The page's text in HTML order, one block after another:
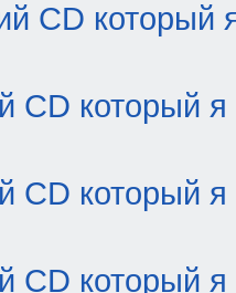
CD который
CD который я
CD который я
CD который я